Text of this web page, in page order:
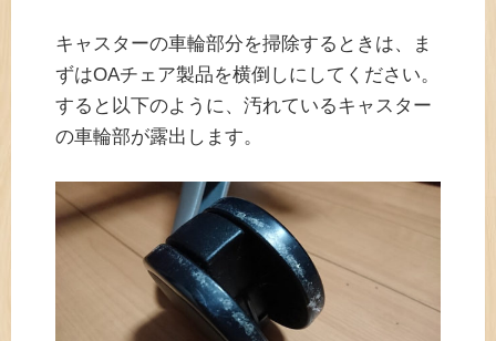
キャスターの車輪部分を掃除するときは、ま
ずはOAチェア製品を横倒しにしてください。
すると以下のように、汚れているキャスター
の車輪部が露出します。